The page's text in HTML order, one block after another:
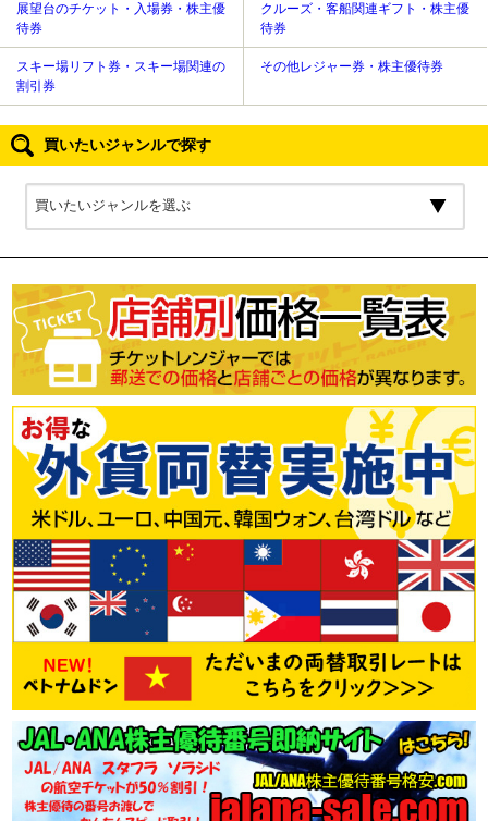
展望台のチケット・入場券・株主優
待券
クルーズ・客船関連ギフト・株主優
待券
スキー場リフト券・スキー場関連の
割引券
その他レジャー券・株主優待券
買いたいジャンルで探す